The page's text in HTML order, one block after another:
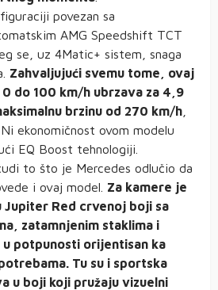
povezan sa
AMG Speedshift TCT
se, uz 4Matic+ sistem, snaga
Zahvaljujući svemu tome, ovaj
0 do 100 km/h ubrzava za 4,9
brzinu od 270 km/h
ekonomičnost ovom modelu
EQ Boost tehnologiji.
to što je Mercedes odlučio da
i ovaj model. Za kamere je
Jupiter Red crvenoj boji sa
zatamnjenim staklima i
potpunosti orijentisan ka
Tu su i sportska
u boji koji pružaju vizuelni